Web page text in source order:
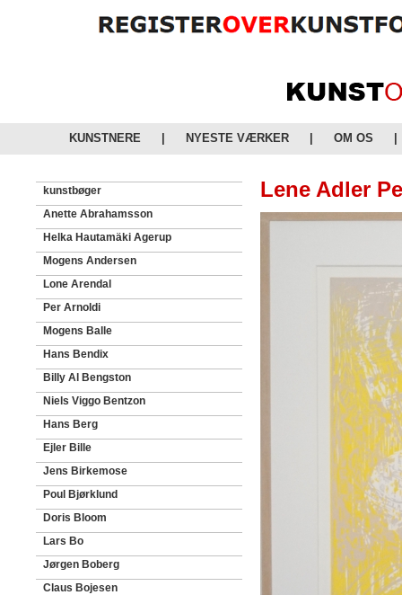
KUNSTNERE NYESTE VÆRKER OM OS
kunstbøger
Anette Abrahamsson
Helka Hautamäki Agerup
Mogens Andersen
Lone Arendal
Per Arnoldi
Mogens Balle
Hans Bendix
Billy Al Bengston
Niels Viggo Bentzon
Hans Berg
Ejler Bille
Jens Birkemose
Poul Bjørklund
Doris Bloom
Lars Bo
Jørgen Boberg
Claus Bojesen
Lene Adler